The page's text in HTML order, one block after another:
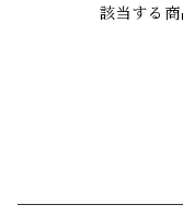
該当する商